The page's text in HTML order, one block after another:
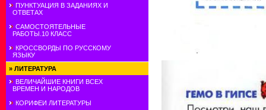
ПУНКТУАЦИЯ В ЗАДАНИЯХ И
ОТВЕТАХ
САМОСТОЯТЕЛЬНЫЕ
РАБОТЫ.10 КЛАСС
КРОССВОРДЫ ПО РУССКОМУ
ЯЗЫКУ
» ЛИТЕРАТУРА
ВЕЛИЧАЙШИЕ КНИГИ ВСЕХ
ВРЕМЕН И НАРОДОВ
КОРИФЕИ ЛИТЕРАТУРЫ